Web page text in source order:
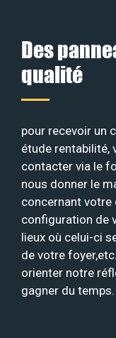
Des
qualité
pour recevoir un
étude rentabilité,
contacter via le
nous donner le
concernant votre
configuration de
lieux où celui-ci
de votre
orienter notre
gagner du temps.